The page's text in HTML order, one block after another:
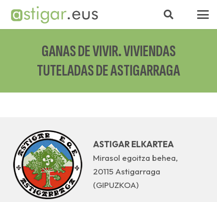
GANAS DE VIVIR. VIVIENDAS
TUTELADAS DE ASTIGARRAGA
ASTIGAR ELKARTEA
Mirasol egoitza behea,
20115 Astigarraga
(GIPUZKOA)